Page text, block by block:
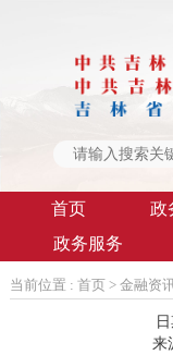
首页 政
政务服务
当前位置 : 首页 > 金融资
来